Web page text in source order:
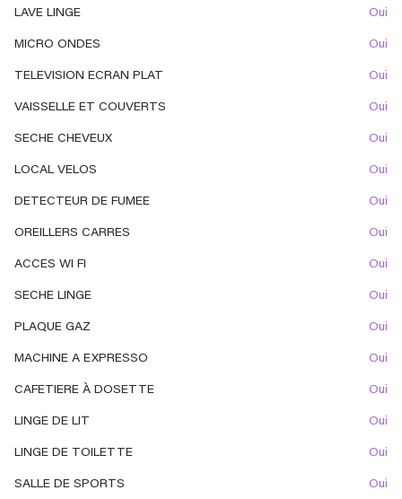
LAVE LINGE oui
MICRO ONDES oui
TELEVISION ECRAN PLAT oui
VAISSELLE ET COUVERTS oui
SECHE CHEVEUX oui
LOCAL VELOS oui
DETECTEUR DE FUMEE oui
OREILLERS CARRES oui
ACCES WI FI oui
SECHE LINGE oui
PLAQUE GAZ oui
MACHINE A EXPRESSO oui
CAFETIERE À DOSETTE oui
LINGE DE LIT oui
LINGE DE TOILETTE oui
SALLE DE SPORTS oui